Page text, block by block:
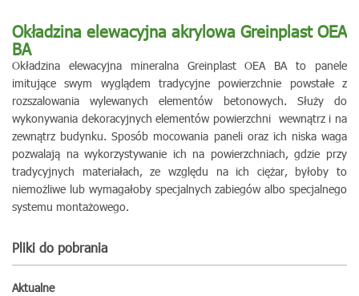
Okładzina elewacyjna akrylowa Greinplast OEA
BA
Okładzina elewacyjna mineralna Greinplast OEA BA to panele
imitujące swym wyglądem tradycyjne powierzchnie powstałe z
rozszalowania wylewanych elementów betonowych. Służy do
wykonywania dekoracyjnych elementów powierzchni wewnątrz i na
zewnątrz budynku. Sposób mocowania paneli oraz ich niska waga
pozwalają na wykorzystywanie ich na powierzchniach, gdzie przy
tradycyjnych materiałach, ze względu na ich ciężar, byłoby to
niemożliwe lub wymagałoby specjalnych zabiegów albo specjalnego
systemu montażowego.
Pliki do pobrania
Aktualne